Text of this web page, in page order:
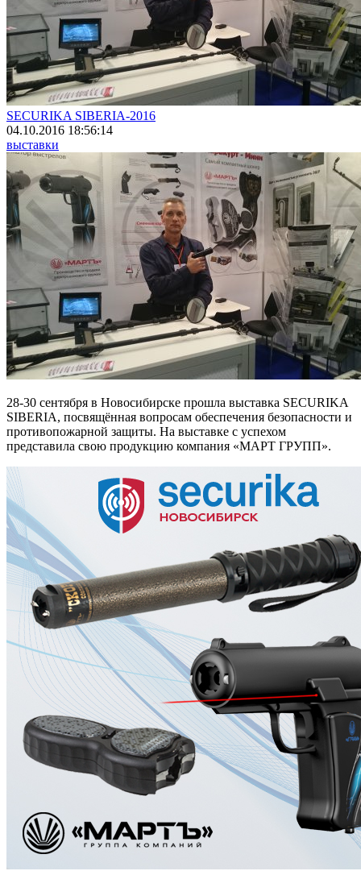
SECURIKA SIBERIA-2016
04.10.2016 18:56:14
выставки
28-30 сентября в Новосибирске прошла выставка SECURIKA
SIBERIA, посвящённая вопросам обеспечения безопасности и
противопожарной защиты. На выставке с успехом
представила свою продукцию компания «МАРТ ГРУПП».